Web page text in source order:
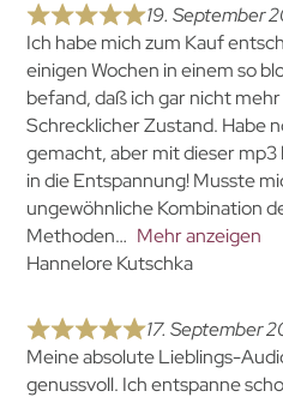
19. September
Ich habe mich zum Kauf
einigen Wochen in einem so
befand, daß ich gar nicht
Schrecklicher Zustand. Habe
gemacht, aber mit dieser
in die Entspannung! Musste
ungewöhnliche Kombination
Methoden
Mehr anzeigen
Hannelore Kutschka
17. September
Meine absolute Lieblings-
genussvoll. Ich entspanne